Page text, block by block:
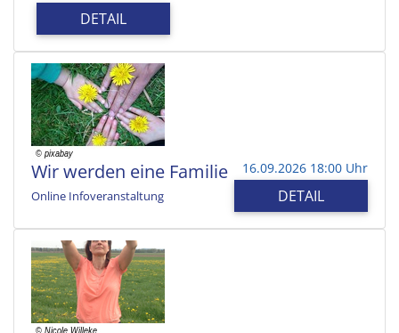
DETAIL
Wir werden eine Familie
Online Infoveranstaltung
16.09.2026 18:00 Uhr
DETAIL